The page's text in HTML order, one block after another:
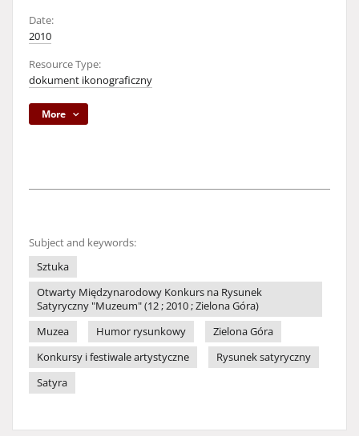
Date:
2010
Resource Type:
dokument ikonograficzny
More
Subject and keywords:
Sztuka
Otwarty Międzynarodowy Konkurs na Rysunek
Satyryczny "Muzeum" (12 ; 2010 ; Zielona Góra)
Muzea
Humor rysunkowy
Zielona Góra
Konkursy i festiwale artystyczne
Rysunek satyryczny
Satyra